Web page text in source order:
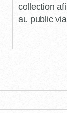
collection
au public